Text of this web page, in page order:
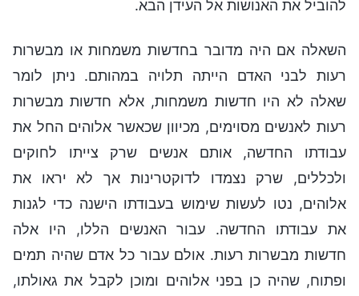
להוביל את האנושות אל העידן הבא.
השאלה אם היה מדובר בחדשות משמחות או מבשרות
רעות לבני האדם הייתה תלויה במהותם. ניתן לומר
שאלה לא היו חדשות משמחות, אלא חדשות מבשרות
רעות לאנשים מסוימים, מכיוון שכאשר אלוהים החל את
עבודתו החדשה, אותם אנשים שרק צייתו לחוקים
ולכללים, שרק נצמדו לדוקטרינות אך לא יראו את
אלוהים, נטו לעשות שימוש בעבודתו הישנה כדי לגנות
את עבודתו החדשה. עבור האנשים הללו, היו אלה
חדשות מבשרות רעות. אולם עבור כל אדם שהיה תמים
ופתוח, שהיה כן בפני אלוהים ומוכן לקבל את גאולתו,